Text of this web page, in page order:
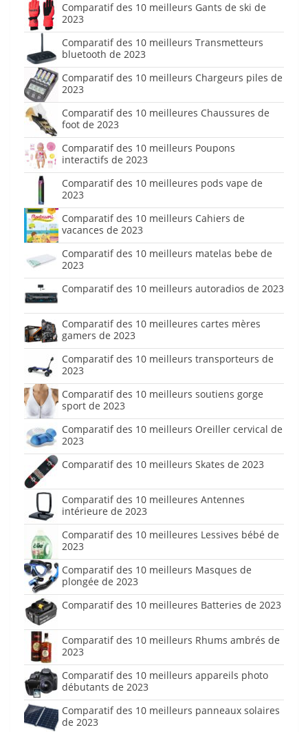
Comparatif des 10 meilleurs Gants de ski de
2023
Comparatif des 10 meilleurs Transmetteurs
bluetooth de 2023
Comparatif des 10 meilleurs Chargeurs piles de
2023
Comparatif des 10 meilleures Chaussures de
foot de 2023
Comparatif des 10 meilleurs Poupons
interactifs de 2023
Comparatif des 10 meilleures pods vape de
2023
Comparatif des 10 meilleurs Cahiers de
vacances de 2023
Comparatif des 10 meilleurs matelas bebe de
2023
Comparatif des 10 meilleurs autoradios de 2023
Comparatif des 10 meilleures cartes mères
gamers de 2023
Comparatif des 10 meilleurs transporteurs de
2023
Comparatif des 10 meilleurs soutiens gorge
sport de 2023
Comparatif des 10 meilleurs Oreiller cervical de
2023
Comparatif des 10 meilleurs Skates de 2023
Comparatif des 10 meilleures Antennes
intérieure de 2023
Comparatif des 10 meilleures Lessives bébé de
2023
Comparatif des 10 meilleurs Masques de
plongée de 2023
Comparatif des 10 meilleures Batteries de 2023
Comparatif des 10 meilleurs Rhums ambrés de
2023
Comparatif des 10 meilleurs appareils photo
débutants de 2023
Comparatif des 10 meilleurs panneaux solaires
de 2023